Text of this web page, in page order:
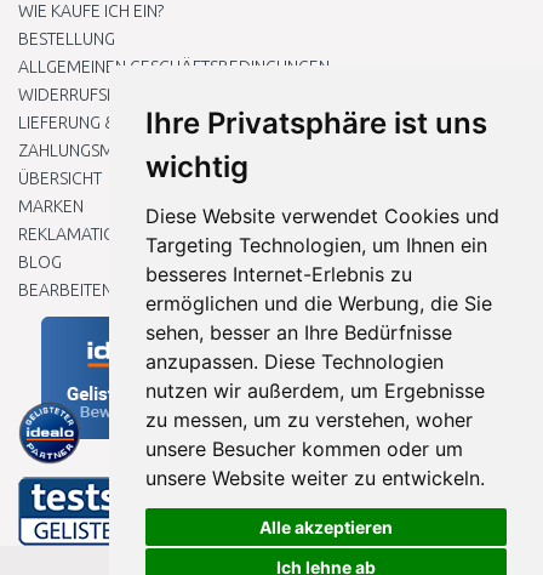
Ihre Privatsphäre ist uns
wichtig
Diese Website verwendet Cookies und
Targeting Technologien, um Ihnen ein
besseres Internet-Erlebnis zu
ermöglichen und die Werbung, die Sie
sehen, besser an Ihre Bedürfnisse
anzupassen. Diese Technologien
nutzen wir außerdem, um Ergebnisse
zu messen, um zu verstehen, woher
unsere Besucher kommen oder um
unsere Website weiter zu entwickeln.
Alle akzeptieren
Ich lehne ab
WIE KAUFE ICH EIN?
BESTELLUNG
ALLGEMEINEN GESCHÄFTSBEDINGUNGEN
WIDERRUFSRECHT
LIEFERUNG & ZAHLUNG
ZAHLUNGSMETHODEN
ÜBERSICHT
MARKEN
REKLAMATIONEN UND RETOUREN
BLOG
BEARBEITEN SIE MEINE COOKIE-EINSTELLUNGEN